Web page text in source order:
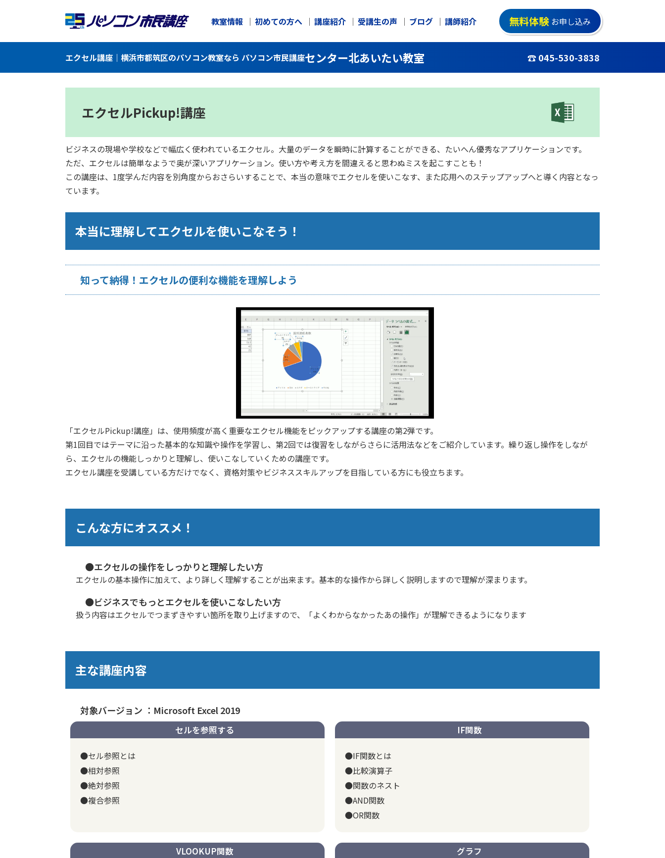
教室情報 初めての方へ 講座紹介 受講生の声 ブログ 講師紹介 無料体験 お申し込み
エクセル講座｜横浜市都筑区のパソコン教室なら パソコン市民講座センター北あいたい教室 ☎ 045-530-3838
エクセルPickup!講座
ビジネスの現場や学校などで幅広く使われているエクセル。大量のデータを瞬時に計算することができる、たいへん優秀なアプリケーションです。
ただ、エクセルは簡単なようで奥が深いアプリケーション。使い方や考え方を間違えると思わぬミスを起こすことも！
この講座は、1度学んだ内容を別角度からおさらいすることで、本当の意味でエクセルを使いこなす、また応用へのステップアップへと導く内容となっ
ています。
本当に理解してエクセルを使いこなそう！
知って納得！エクセルの便利な機能を理解しよう
「エクセルPickup!講座」は、使用頻度が高く重要なエクセル機能をピックアップする講座の第2弾です。
第1回目ではテーマに沿った基本的な知識や操作を学習し、第2回では復習をしながらさらに活用法などをご紹介しています。繰り返し操作をしなが
ら、エクセルの機能しっかりと理解し、使いこなしていくための講座です。
エクセル講座を受講している方だけでなく、資格対策やビジネススキルアップを目指している方にも役立ちます。
こんな方にオススメ！
●エクセルの操作をしっかりと理解したい方
エクセルの基本操作に加えて、より詳しく理解することが出来ます。基本的な操作から詳しく説明しますので理解が深まります。
●ビジネスでもっとエクセルを使いこなしたい方
扱う内容はエクセルでつまずきやすい箇所を取り上げますので、「よくわからなかったあの操作」が理解できるようになります
主な講座内容
対象バージョン ：Microsoft Excel 2019
セルを参照する
●セル参照とは
●相対参照
●絶対参照
●複合参照
IF関数
●IF関数とは
●比較演算子
●関数のネスト
●AND関数
●OR関数
VLOOKUP関数 グラフ